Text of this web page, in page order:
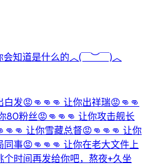
知道是什么的︿(￣︶￣)︿
发😡👊👊👊 让你出祥瑞😡👊👊
80粉丝😡👊👊👊 让你攻击舰长
让你雪藏总督😡👊👊👊 让你
事😡👊👊👊 让你在老大文件上
时间再发给你吧，熬夜+久坐